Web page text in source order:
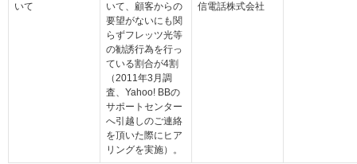
いて
いて、顧客からの
要望がないにも関
らずフレッツ光等
の勧誘行為を行っ
ている割合が4割
（2011年3月調
査、Yahoo! BBの
サポートセンター
へ引越しのご連絡
を頂いた際にヒア
リングを実施）。
信電話株式会社